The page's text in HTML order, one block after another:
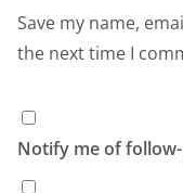
Save my name,
the next time I
Notify me of